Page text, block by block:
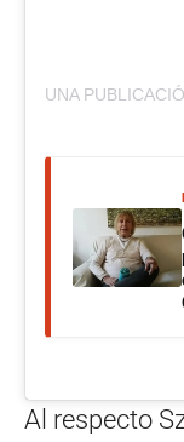
Al respecto